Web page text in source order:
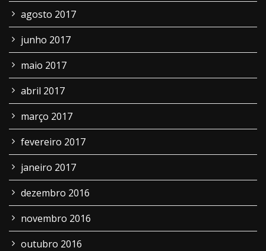
agosto 2017
junho 2017
maio 2017
abril 2017
março 2017
fevereiro 2017
janeiro 2017
dezembro 2016
novembro 2016
outubro 2016